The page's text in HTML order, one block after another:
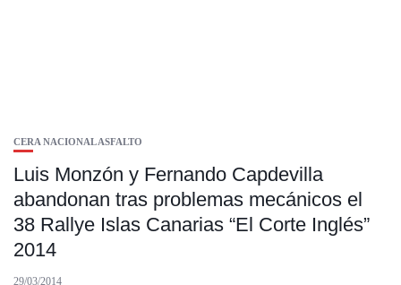
CERA NACIONAL ASFALTO
Luis Monzón y Fernando Capdevilla
abandonan tras problemas mecánicos el
38 Rallye Islas Canarias “El Corte Inglés”
2014
29/03/2014